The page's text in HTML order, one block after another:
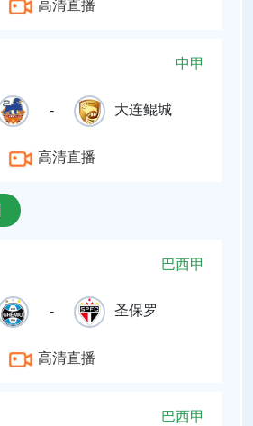
高清直播
中甲
- 大连鲲城
高清直播
巴西甲
- 圣保罗
高清直播
巴西甲